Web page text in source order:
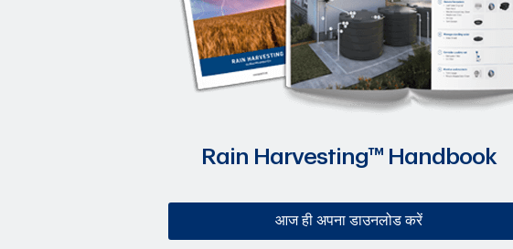
Rain Harvesting™ Handbook
आज ही अपना डाउनलोड करें